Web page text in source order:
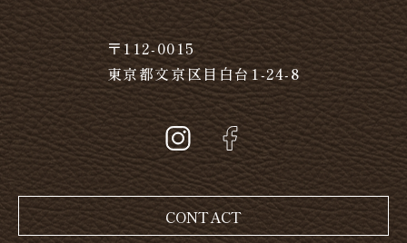
〒112-0015
東京都文京区目白台1-24-8
CONTACT